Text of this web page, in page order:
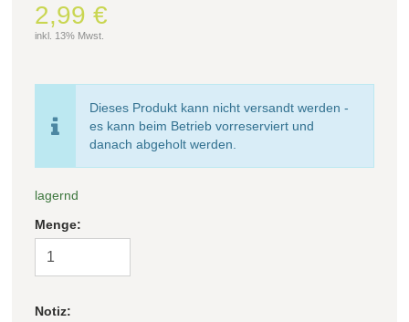
2,99 €
inkl. 13% Mwst.
Dieses Produkt kann nicht versandt werden -
es kann beim Betrieb vorreserviert und
danach abgeholt werden.
lagernd
Menge:
Notiz: